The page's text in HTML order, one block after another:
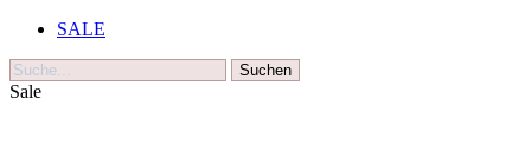
SALE
Suche
Sale